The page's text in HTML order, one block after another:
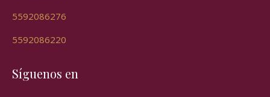
5592086276
5592086220
Síguenos en